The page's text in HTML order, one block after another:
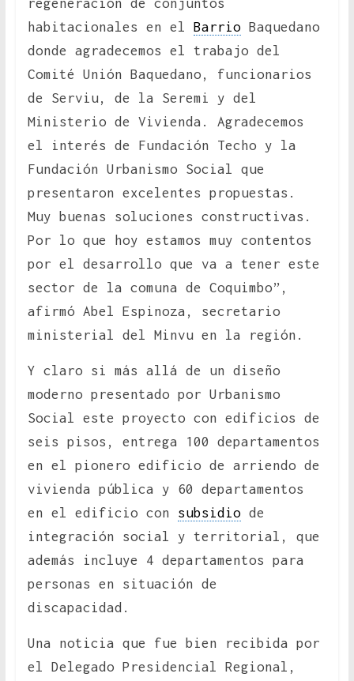
regeneración de conjuntos
habitacionales en el BarrioBaquedano
donde agradecemos el trabajo del
Comité Unión Baquedano, funcionarios
de Serviu, de la Seremi y del
Ministerio de Vivienda. Agradecemos
el interés de Fundación Techo y la
Fundación Urbanismo Social que
presentaron excelentes propuestas.
Muy buenas soluciones constructivas.
Por lo que hoy estamos muy contentos
por el desarrollo que va a tener este
sector de la comuna de Coquimbo”,
afirmó Abel Espinoza, secretario
ministerial del Minvu en la región.
Y claro si más allá de un diseño
moderno presentado por Urbanismo
Social este proyecto con edificios de
seis pisos, entrega 100 departamentos
en el pionero edificio de arriendo de
vivienda pública y 60 departamentos
en el edificio con subsidiode
integración social y territorial, que
además incluye 4 departamentos para
personas en situación de
discapacidad.
Una noticia que fue bien recibida por
el Delegado Presidencial Regional,